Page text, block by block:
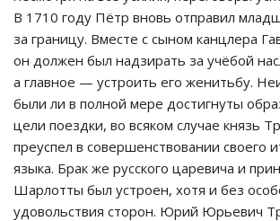
В 1710 году Пётр вновь отправил
за границу. Вместе с сыном канцлера
он должен был надзирать за учёбой
а главное — устроить его женитьбу.
были ли в полной мере достигнуты
цели поездки, во всяком случае князь
преуспел в совершенствовании своего
языка. Брак же русского царевича и
Шарлотты был устроен, хотя и без
удовольствия сторон. Юрий Юрьевич